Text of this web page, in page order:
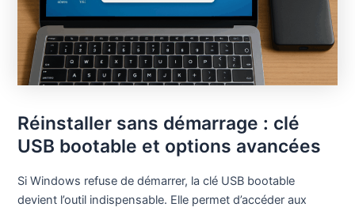
Réinstaller sans démarrage : clé
USB bootable et options avancées
Si Windows refuse de démarrer, la clé USB bootable
devient l’outil indispensable. Elle permet d’accéder aux